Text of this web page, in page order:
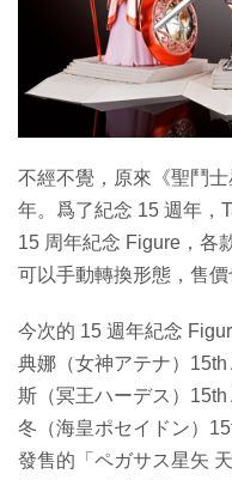
不經不覺，原來《聖鬥
年。爲了紀念 15 週年，
15 周年紀念 Figure，各
可以手動轉換形態，售
今次的 15 週年紀念
典娜（女神アテナ）
斯（冥王ハーデス）
冬（海皇ポセイドン）
發售的「ペガサス星矢